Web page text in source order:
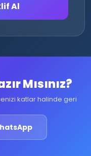
Al
Mısınız?
katlar halinde geri